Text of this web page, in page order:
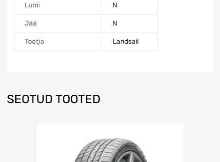
Lumi N
Jää N
Tootja Landsail
SEOTUD TOOTED